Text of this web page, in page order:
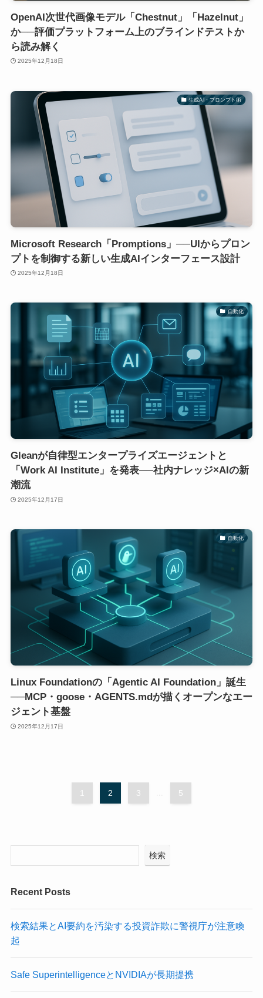
OpenAI次世代画像モデル「Chestnut」「Hazelnut」
か──評価プラットフォーム上のブラインドテストか
ら読み解く
2025年12月18日
生成AI・プロンプト術
Microsoft Research「Promptions」──UIからプロン
プトを制御する新しい生成AIインターフェース設計
2025年12月18日
自動化
Gleanが自律型エンタープライズエージェントと
「Work AI Institute」を発表──社内ナレッジ×AIの新
潮流
2025年12月17日
自動化
Linux Foundationの「Agentic AI Foundation」誕生
──MCP・goose・AGENTS.mdが描くオープンなエー
ジェント基盤
2025年12月17日
1 2 3 ... 5
検索
Recent Posts
検索結果とAI要約を汚染する投資詐欺に警視庁が注意喚
起
Safe SuperintelligenceとNVIDIAが長期提携